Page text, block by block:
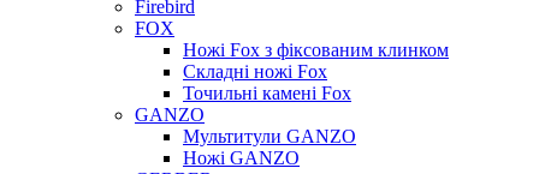
Firebird
FOX
Ножі Fox з фіксованим клинком
Складні ножі Fox
Точильні камені Fox
GANZO
Мультитули GANZO
Ножі GANZO